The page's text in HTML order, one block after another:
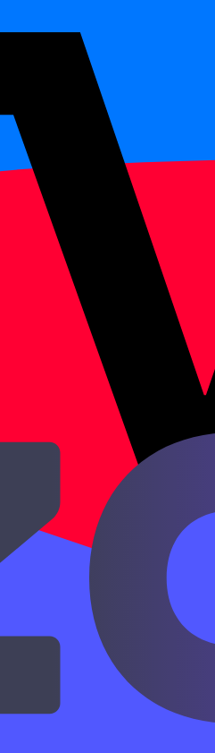
qǐng bǎ mén guānshang.
Пожалуйста, закрой дверь.
我把书放到桌子上了。
wǒ bǎ shū fàng dào zhuōzi
Я положил книгу на стол.
他把手机拿出来了。
tā bǎ shǒujī ná chūlai le.
Он достал телефон.
她把作业写完了。
tā bǎ zuòyè xiě wán le.
Она дописала домашнее
我们把客人送回家了。
wǒmen bǎ kèrén sòng huí jiā
Мы проводили гостя домой.
老师把生词写在黑板上。
lǎoshī bǎ shēngcí xiě zài
Учитель написал новые